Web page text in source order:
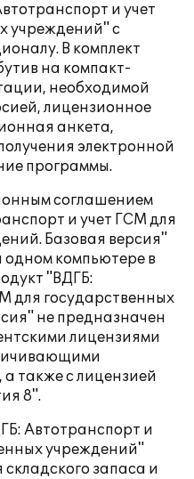
и учет
учреждений" с
В комплект
на компакт-
необходимой
лицензионное
анкета,
электронной
программы.
соглашением
и учет ГСМ для
Базовая версия"
одном компьютере в
"ВДГБ:
для государственных
не предназначен
лицензиями
а также с лицензией
8".
Автотранспорт и
учреждений"
запаса и